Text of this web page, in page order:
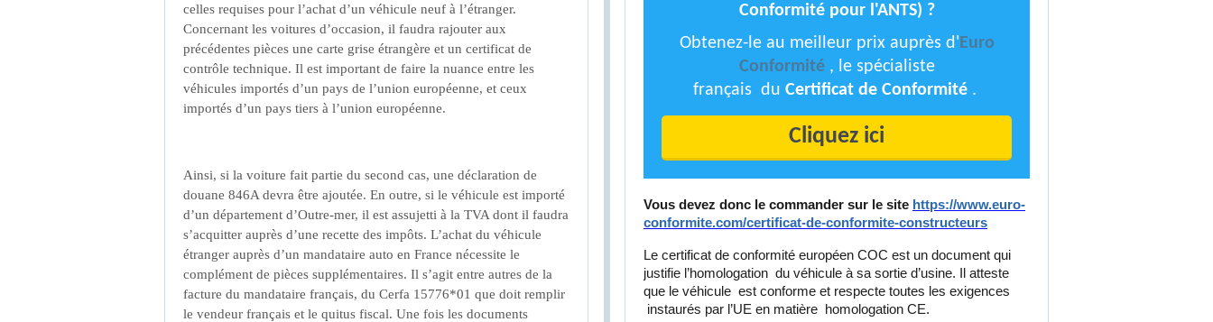
celles requises pour l’achat d’un véhicule neuf à l’étranger.
Concernant les voitures d’occasion, il faudra rajouter aux
précédentes pièces une carte grise étrangère et un certificat de
contrôle technique. Il est important de faire la nuance entre les
véhicules importés d’un pays de l’union européenne, et ceux
importés d’un pays tiers à l’union européenne.
Ainsi, si la voiture fait partie du second cas, une déclaration de
douane 846A devra être ajoutée. En outre, si le véhicule est importé
d’un département d’Outre-mer, il est assujetti à la TVA dont il faudra
s’acquitter auprès d’une recette des impôts. L’achat du véhicule
étranger auprès d’un mandataire auto en France nécessite le
complément de pièces supplémentaires. Il s’agit entre autres de la
facture du mandataire français, du Cerfa 15776*01 que doit remplir
le vendeur français et le quitus fiscal. Une fois les documents
Conformité pour l'ANTS) ?
Obtenez-le au meilleur prix auprès d' Euro
Conformité , le spécialiste
français du Certificat de Conformité.
Cliquez ici
Vous devez donc le commander sur le site https://www.euro-
conformite.com/certificat-de-conformite-constructeurs
Le certificat de conformité européen COC est un document qui
justifie l’homologation du véhicule à sa sortie d’usine. Il atteste
que le véhicule est conforme et respecte toutes les exigences
instaurés par l’UE en matière homologation CE.